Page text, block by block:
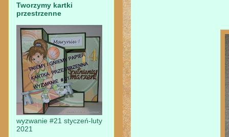
Tworzymy kartki
przestrzenne
wyzwanie #21 styczeń-luty
2021